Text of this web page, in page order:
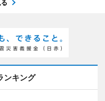
ンキング